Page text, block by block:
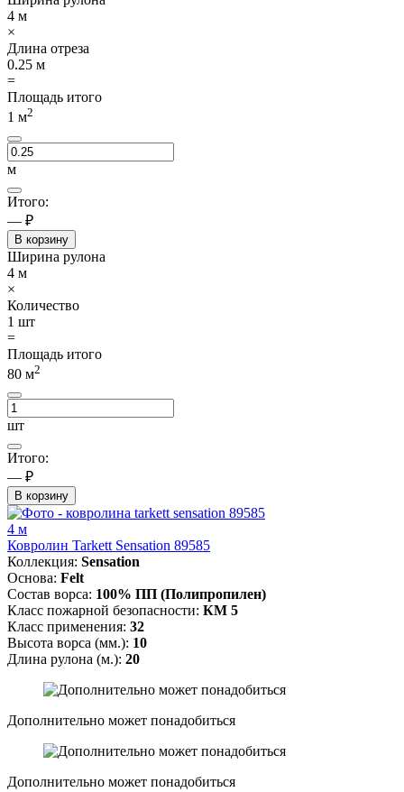
4 м
×
Длина отреза
0.25 м
=
Площадь итого
1 м2
м
Итого:
— ₽
В корзину
Ширина рулона
4 м
×
Количество
1 шт
=
Площадь итого
80 м2
шт
Итого:
— ₽
В корзину
4 м
Ковролин Tarkett Sensation 89585
Коллекция: Sensation
Основа: Felt
Состав ворса: 100% ПП (Полипропилен)
Класс пожарной безопасности: КМ 5
Класс применения: 32
Высота ворса (мм.): 10
Длина рулона (м.): 20
Дополнительно может понадобиться
Дополнительно может понадобиться